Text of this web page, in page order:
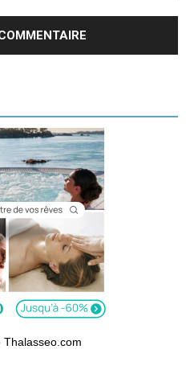
Thalasseo.com